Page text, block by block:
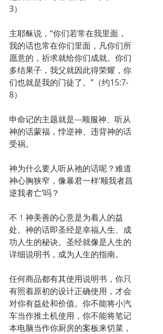
3）
主耶稣说，“你们若常在我里面，
我的话也常在你们里面，凡你们所
愿意的，祈求就给你们成就。你们
多结果子，我父就因此得荣耀，你
们也就是我的门徒了。”（约15:7-
8）
申命记的主题就是---顺服神、听从
神的话蒙福，悖逆神、违背神的话
受祸。
神为什么要人听从祂的话呢？难道
神心胸狭窄，像暴君一样‘顺我者昌
逆我者亡’吗？
不！神美善的心意是为着人的益
处。神的话即圣经是幸福人生、成
功人生的秘诀。圣经就像是人生的
详细说明书，成为人生的指南。
任何商品都有其使用说明书，你只
有照着原初的设计正确使用，才会
对你有益处和价值。你不能将小汽
车当作推土机使用，你不能将笔记
本电脑当作你厨房的案板来切菜，